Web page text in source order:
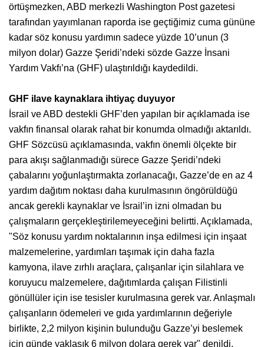
örtüşmezken, ABD merkezli Washington Post gazetesi
tarafından yayımlanan raporda ise geçtiğimiz cuma gününe
kadar söz konusu yardımın sadece yüzde 10’unun (3
milyon dolar) Gazze Şeridi’ndeki sözde Gazze İnsani
Yardım Vakfı’na (GHF) ulaştırıldığı kaydedildi.
GHF ilave kaynaklara ihtiyaç duyuyor
İsrail ve ABD destekli GHF’den yapılan bir açıklamada ise
vakfın finansal olarak rahat bir konumda olmadığı aktarıldı.
GHF Sözcüsü açıklamasında, vakfın önemli ölçekte bir
para akışı sağlanmadığı sürece Gazze Şeridi’ndeki
çabalarını yoğunlaştırmakta zorlanacağı, Gazze’de en az 4
yardım dağıtım noktası daha kurulmasının öngörüldüğü
ancak gerekli kaynaklar ve İsrail’in izni olmadan bu
çalışmaların gerçekleştirilemeyeceğini belirtti. Açıklamada,
"Söz konusu yardım noktalarının inşa edilmesi için inşaat
malzemelerine, yardımları taşımak için daha fazla
kamyona, ilave zırhlı araçlara, çalışanlar için silahlara ve
koruyucu malzemelere, dağıtımlarda çalışan Filistinli
gönüllüler için ise tesisler kurulmasına gerek var. Anlaşmalı
çalışanların ödemeleri ve gıda yardımlarının değeriyle
birlikte, 2,2 milyon kişinin bulunduğu Gazze’yi beslemek
için günde yaklaşık 6 milyon dolara gerek var" denildi.